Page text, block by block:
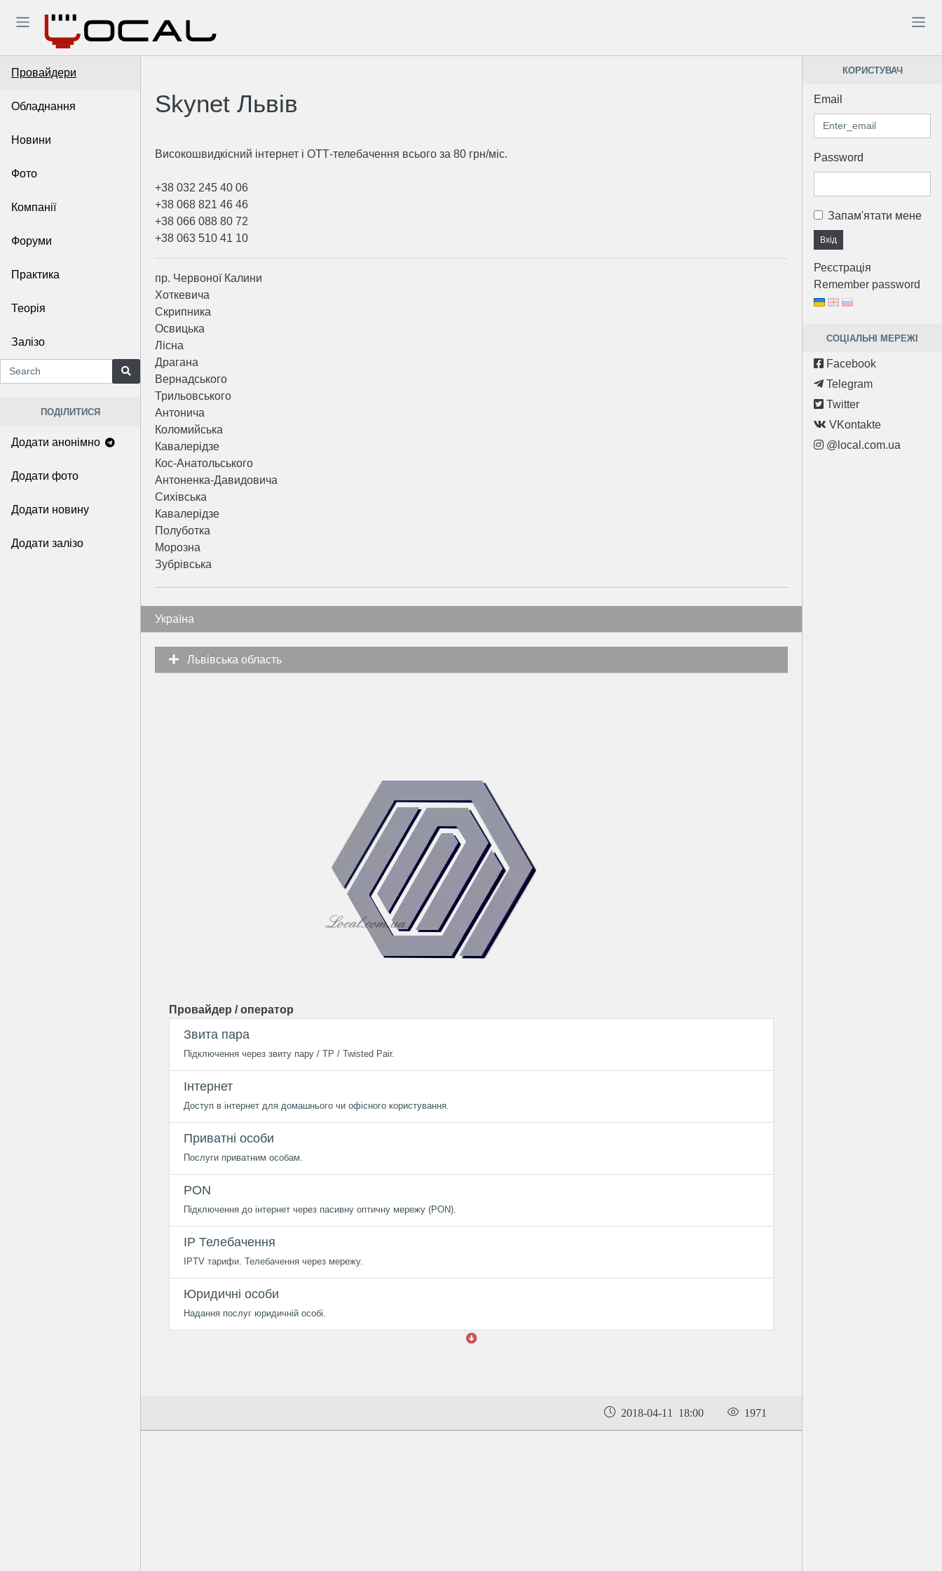
Провайдери
Обладнання
Новини
Фото
Компанії
Форуми
Практика
Теорія
Залізо
ПОДІЛИТИСЯ
Додати анонімно
Додати фото
Додати новину
Додати залізо
Skynet Львів
Високошвидкісний інтернет і ОТТ-телебачення всього за 80 грн/міс.
+38 032 245 40 06
+38 068 821 46 46
+38 066 088 80 72
+38 063 510 41 10
пр. Червоної Калини
Хоткевича
Скрипника
Освицька
Лісна
Драгана
Вернадського
Трильовського
Антонича
Коломийська
Кавалерідзе
Кос-Анатольського
Антоненка-Давидовича
Сихівська
Кавалерідзе
Полуботка
Морозна
Зубрівська
Україна
Львівська область
Провайдер / оператор
Звита пара
Підключення через звиту пару / TP / Twisted Pair.
Інтернет
Доступ в інтернет для домашнього чи офісного користування.
Приватні особи
Послуги приватним особам.
PON
Підключення до інтернет через пасивну оптичну мережу (PON).
IP Телебачення
IPTV тарифи. Телебачення через мережу.
Юридичні особи
Надання послуг юридичній особі.
2018-04-11 18:00 1971
КОРИСТУВАЧ
Email
Password
Запам'ятати мене
Вхід
Реєстрація
Remember password
СОЦІАЛЬНІ МЕРЕЖІ
Facebook
Telegram
Twitter
VKontakte
@local.com.ua